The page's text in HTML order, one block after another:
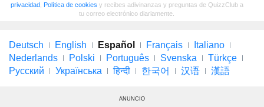
privacidad, Política de cookies y recibes adivinanzas y preguntas de QuizzClub a
tu correo electrónico diariamente.
Deutsch English Español Français
Italiano
Nederlands
Polski Português Svenska
Türkçe
Русский
Українська हिन्दी 한국어 汉语 漢語
ANUNCIO